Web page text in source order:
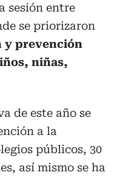
sesión entre
se priorizaron
y prevención
niñas,
de este año se
a la
públicos, 30
así mismo se ha